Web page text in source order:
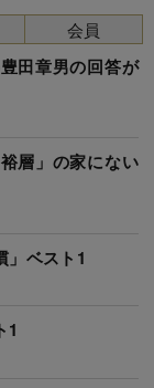
田章男の回答が
層」の家にない
」ベスト1
1
会員